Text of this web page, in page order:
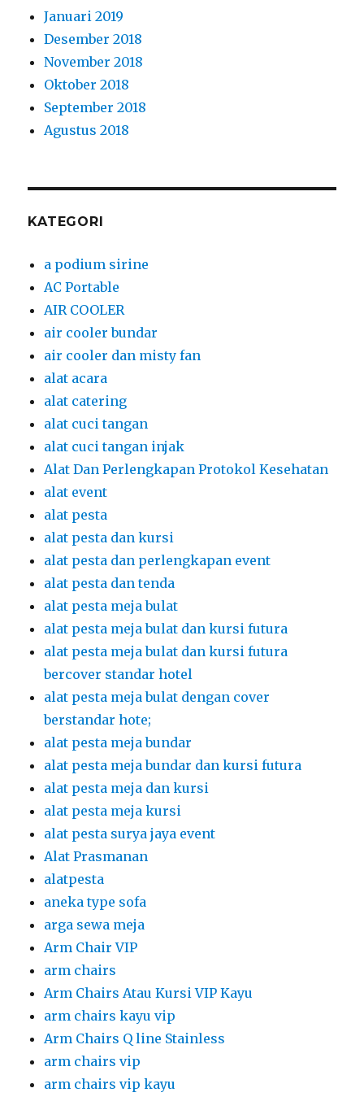
Januari 2019
Desember 2018
November 2018
Oktober 2018
September 2018
Agustus 2018
KATEGORI
a podium sirine
AC Portable
AIR COOLER
air cooler bundar
air cooler dan misty fan
alat acara
alat catering
alat cuci tangan
alat cuci tangan injak
Alat Dan Perlengkapan Protokol Kesehatan
alat event
alat pesta
alat pesta dan kursi
alat pesta dan perlengkapan event
alat pesta dan tenda
alat pesta meja bulat
alat pesta meja bulat dan kursi futura
alat pesta meja bulat dan kursi futura
bercover standar hotel
alat pesta meja bulat dengan cover
berstandar hote;
alat pesta meja bundar
alat pesta meja bundar dan kursi futura
alat pesta meja dan kursi
alat pesta meja kursi
alat pesta surya jaya event
Alat Prasmanan
alatpesta
aneka type sofa
arga sewa meja
Arm Chair VIP
arm chairs
Arm Chairs Atau Kursi VIP Kayu
arm chairs kayu vip
Arm Chairs Q line Stainless
arm chairs vip
arm chairs vip kayu